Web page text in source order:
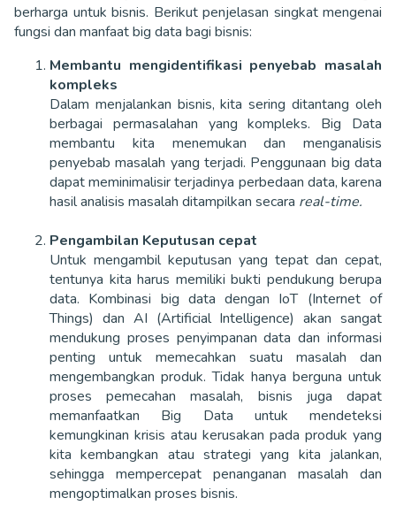
berharga untuk bisnis. Berikut penjelasan singkat mengenai
fungsi dan manfaat big data bagi bisnis:
Membantu mengidentifikasi penyebab masalah
kompleks
Dalam menjalankan bisnis, kita sering ditantang oleh
berbagai permasalahan yang kompleks. Big Data
membantu kita menemukan dan menganalisis
penyebab masalah yang terjadi. Penggunaan big data
dapat meminimalisir terjadinya perbedaan data, karena
hasil analisis masalah ditampilkan secara real-time.
Pengambilan Keputusan cepat
Untuk mengambil keputusan yang tepat dan cepat,
tentunya kita harus memiliki bukti pendukung berupa
data. Kombinasi big data dengan IoT (Internet of
Things) dan AI (Artificial Intelligence) akan sangat
mendukung proses penyimpanan data dan informasi
penting untuk memecahkan suatu masalah dan
mengembangkan produk. Tidak hanya berguna untuk
proses pemecahan masalah, bisnis juga dapat
memanfaatkan Big Data untuk mendeteksi
kemungkinan krisis atau kerusakan pada produk yang
kita kembangkan atau strategi yang kita jalankan,
sehingga mempercepat penanganan masalah dan
mengoptimalkan proses bisnis.